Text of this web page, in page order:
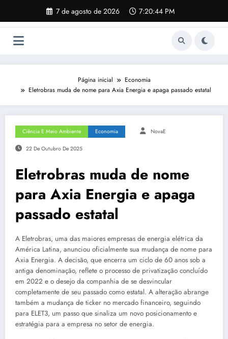
o
7 de agosto de 2026 7:20:45 PM
Página inicial
Economia
Eletrobras muda de nome para Axia Energia e apaga passado estatal
Ciência E Meio Ambiente Economia NovaE
22 De Outubro De 2025
Eletrobras muda de nome
para Axia Energia e apaga
passado estatal
A Eletrobras, uma das maiores empresas de energia elétrica da
América Latina, anunciou oficialmente sua mudança de nome para
Axia Energia. A decisão, que encerra um ciclo de 60 anos sob a
antiga denominação, reflete o processo de privatização concluído
em 2022 e o desejo da companhia de se desvincular
completamente de seu passado como estatal. A alteração abrange
também a mudança de ticker no mercado financeiro, seguindo
para ELET3, um passo que sinaliza um novo posicionamento e
estratégia para a empresa no setor de energia.